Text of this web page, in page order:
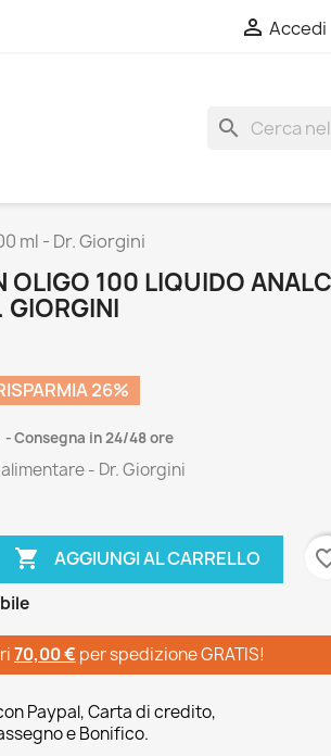
 Accedi
search
ml - Dr. Giorgini
OLIGO 100 LIQUIDO
GIORGINI
26%
Consegna in 24/48 ore
- Dr. Giorgini
 AGGIUNGI AL CARRELLO
70,00 € per spedizione GRATIS!
Paypal, Carta di credito,
e Bonifico.